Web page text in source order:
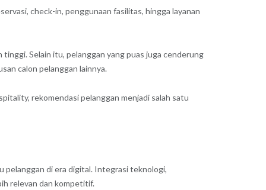
check-in, penggunaan fasilitas, hingga layanan
Selain itu, pelanggan yang puas juga cenderung
calon pelanggan lainnya.
rekomendasi pelanggan menjadi salah satu
pelanggan di era digital. Integrasi teknologi,
relevan dan kompetitif.